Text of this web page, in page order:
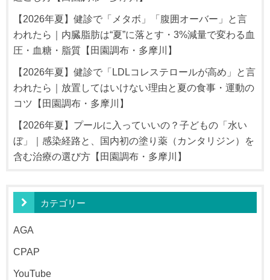
【2026年夏】健診で「メタボ」「腹囲オーバー」と言
われたら｜内臓脂肪は“夏”に落とす・3%減量で変わる血
圧・血糖・脂質【田園調布・多摩川】
【2026年夏】健診で「LDLコレステロールが高め」と言
われたら｜放置してはいけない理由と夏の食事・運動の
コツ【田園調布・多摩川】
【2026年夏】プールに入っていいの？子どもの「水い
ぼ」｜感染経路と、国内初の塗り薬（カンタリジン）を
含む治療の選び方【田園調布・多摩川】
カテゴリー
AGA
CPAP
YouTube